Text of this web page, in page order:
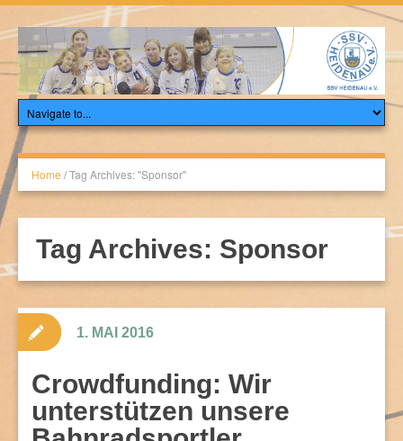
Home /Tag Archives: "Sponsor"
Tag Archives: Sponsor
Crowdfunding: Wir
unterstützen unsere
1. MAI 2016